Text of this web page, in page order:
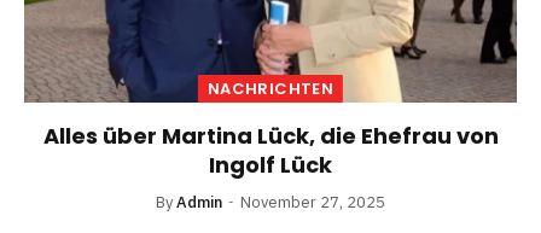
NACHRICHTEN
Alles über Martina Lück, die Ehefrau von
Ingolf Lück
ByAdmin November 27, 2025